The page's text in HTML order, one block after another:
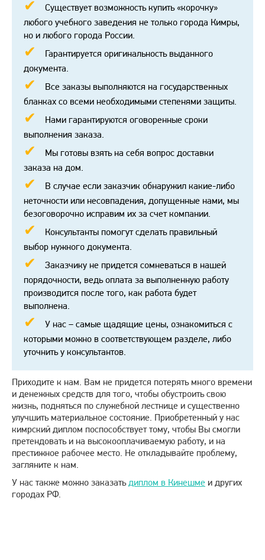
Существует возможность купить «корочку»
любого учебного заведения не только города Кимры,
но и любого города России.
Гарантируется оригинальность выданного
документа.
Все заказы выполняются на государственных
бланках со всеми необходимыми степенями защиты.
Нами гарантируются оговоренные сроки
выполнения заказа.
Мы готовы взять на себя вопрос доставки
заказа на дом.
В случае если заказчик обнаружил какие-либо
неточности или несовпадения, допущенные нами, мы
безоговорочно исправим их за счет компании.
Консультанты помогут сделать правильный
выбор нужного документа.
Заказчику не придется сомневаться в нашей
порядочности, ведь оплата за выполненную работу
производится после того, как работа будет
выполнена.
У нас – самые щадящие цены, ознакомиться с
которыми можно в соответствующем разделе, либо
уточнить у консультантов.
Приходите к нам. Вам не придется потерять много времени
и денежных средств для того, чтобы обустроить свою
жизнь, подняться по служебной лестнице и существенно
улучшить материальное состояние. Приобретенный у нас
кимрский диплом поспособствует тому, чтобы Вы смогли
претендовать и на высокооплачиваемую работу, и на
престижное рабочее место. Не откладывайте проблему,
загляните к нам.
У нас также можно заказатьдиплом в Кинешме и других
городах РФ.